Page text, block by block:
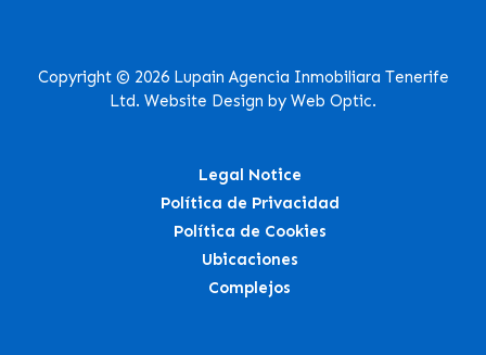
Copyright © 2026 Lupain Agencia Inmobiliara Tenerife
Ltd. Website Design by Web Optic.
Legal Notice
Política de Privacidad
Política de Cookies
Ubicaciones
Complejos